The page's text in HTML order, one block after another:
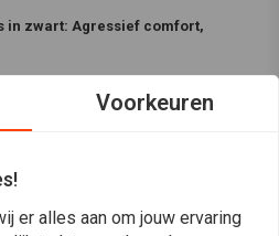
in zwart: Agressief comfort,
zijn ontworpen voor agressief comfort
de prestaties en de esthetiek
voetsteunen.
Voorkeuren
er alles aan om jouw ervaring